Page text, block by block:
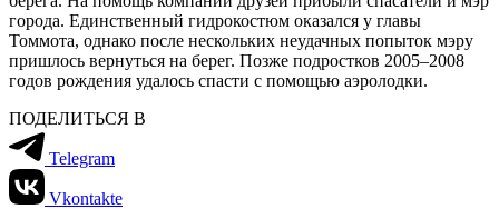
города. Единственный гидрокостюм оказался у главы
Томмота, однако после нескольких неудачных попыток мэру
пришлось вернуться на берег. Позже подростков 2005–2008
годов рождения удалось спасти с помощью аэролодки.
ПОДЕЛИТЬСЯ В
Telegram
Vkontakte